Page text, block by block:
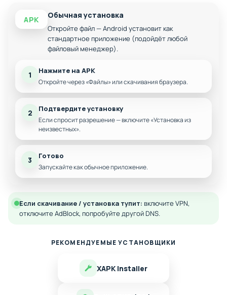
APK Обычная установка
Откройте файл — Android установит как
стандартное приложение (подойдёт любой
файловый менеджер).
1 Нажмите на APK
Откройте через «Файлы» или скачивания браузера.
2 Подтвердите установку
Если спросит разрешение — включите «Установка из
неизвестных».
3 Готово
Запускайте как обычное приложение.
Если скачивание / установка тупит: включите VPN,
отключите AdBlock, попробуйте другой DNS.
РЕКОМЕНДУЕМЫЕ УСТАНОВЩИКИ
XAPK Installer